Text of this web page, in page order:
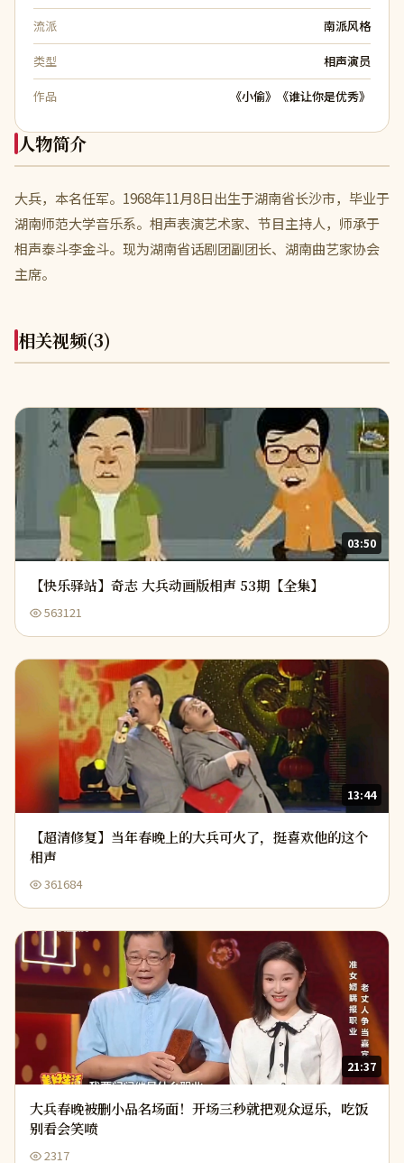
流派 南派风格
类型 相声演员
作品 《小偷》《谁让你是优秀》
人物简介
大兵，本名任军。1968年11月8日出生于湖南省长沙市，毕业于
湖南师范大学音乐系。相声表演艺术家、节目主持人，师承于
相声泰斗李金斗。现为湖南省话剧团副团长、湖南曲艺家协会
主席。
相关视频(3)
03:50
【快乐驿站】奇志 大兵动画版相声 53期【全集】
563121
13:44
【超清修复】当年春晚上的大兵可火了，挺喜欢他的这个
相声
361684
21:37
大兵春晚被删小品名场面！开场三秒就把观众逗乐，吃饭
别看会笑喷
2317